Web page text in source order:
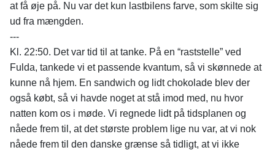
at få øje på. Nu var det kun lastbilens farve, som skilte sig
ud fra mængden.
---
Kl. 22:50. Det var tid til at tanke. På en “raststelle” ved
Fulda, tankede vi et passende kvantum, så vi skønnede at
kunne nå hjem. En sandwich og lidt chokolade blev der
også købt, så vi havde noget at stå imod med, nu hvor
natten kom os i møde. Vi regnede lidt på tidsplanen og
nåede frem til, at det største problem lige nu var, at vi nok
nåede frem til den danske grænse så tidligt, at vi ikke